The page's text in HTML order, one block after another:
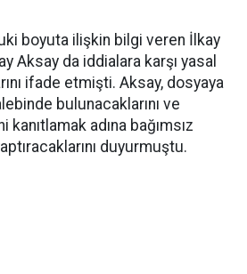
boyuta ilişkin bilgi veren İlkay
Aksay da iddialara karşı yasal
ifade etmişti. Aksay, dosyaya
bulunacaklarını ve
adına bağımsız
duyurmuştu.